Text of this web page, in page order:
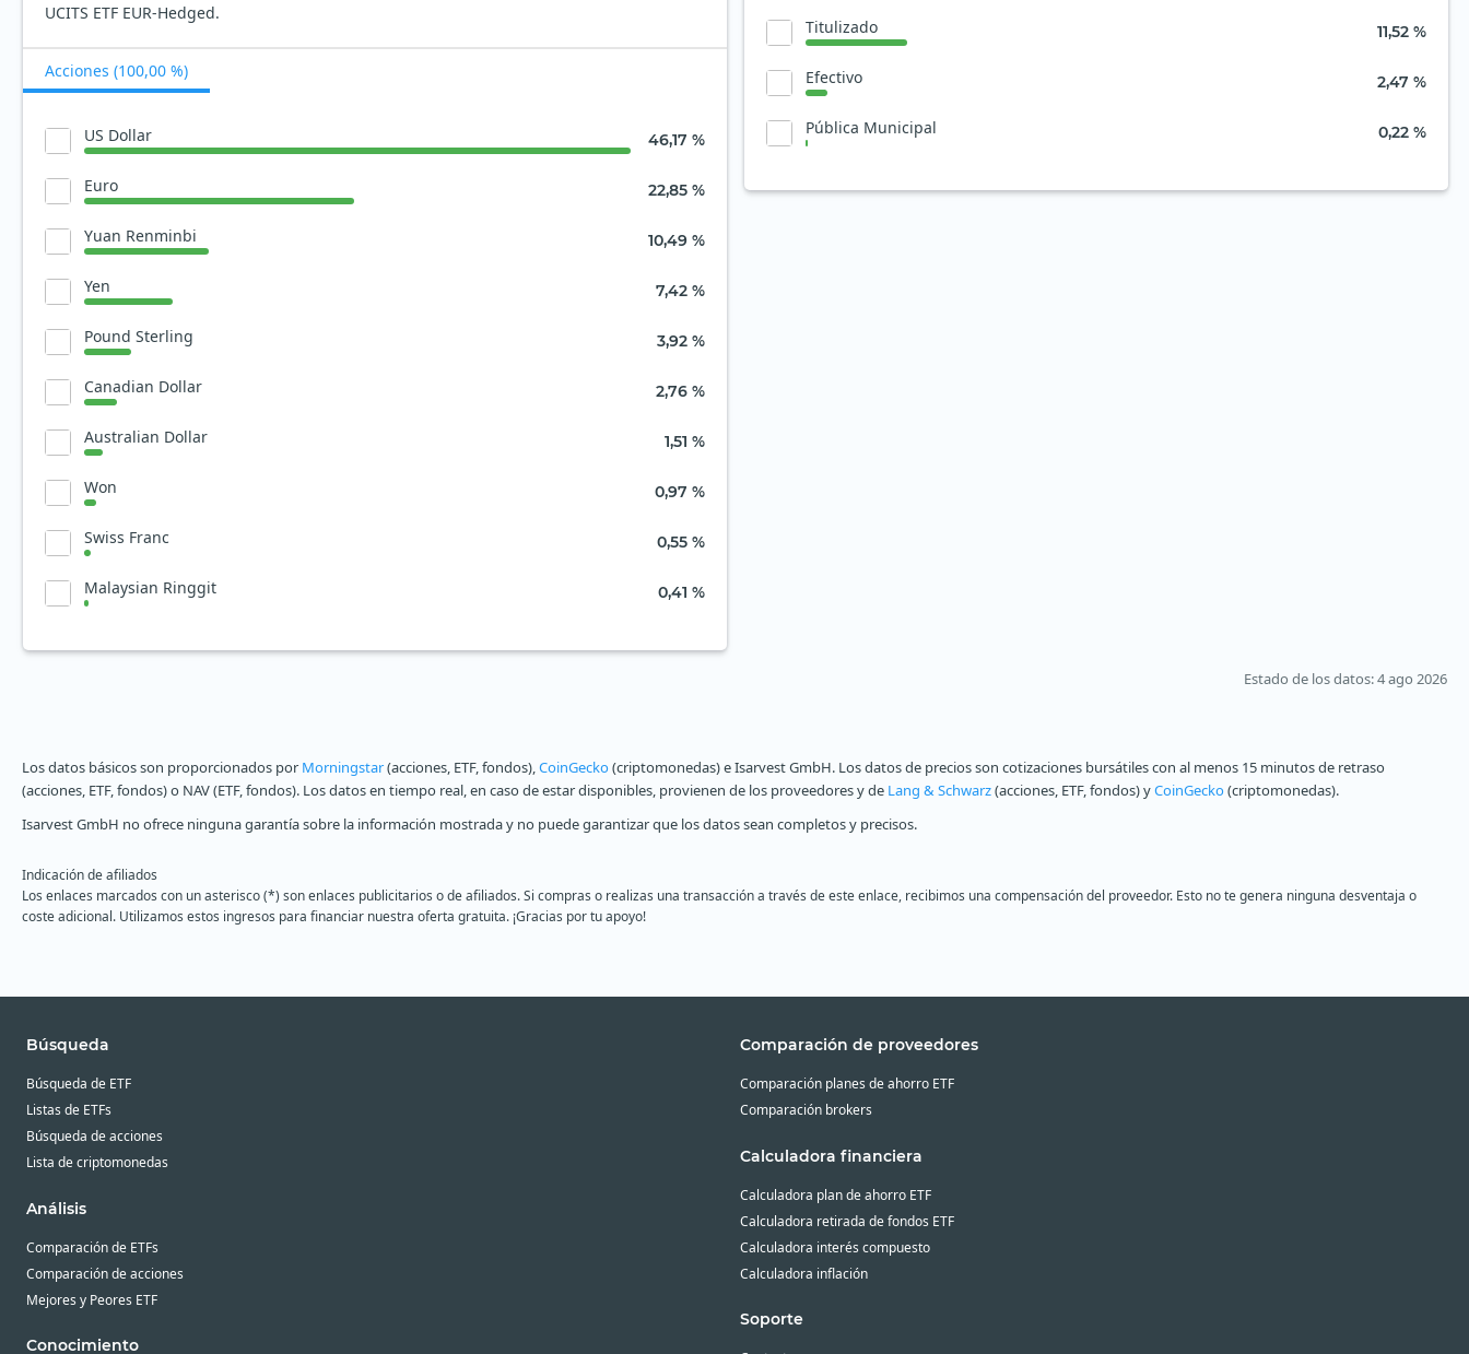
UCITS ETF EUR-Hedged.
Acciones (100,00 %)
US Dollar 46,17 %
Euro 22,85 %
Yuan Renminbi 10,49 %
Yen 7,42 %
Pound Sterling 3,92 %
Canadian Dollar 2,76 %
Australian Dollar 1,51 %
Won 0,97 %
Swiss Franc 0,55 %
Malaysian Ringgit 0,41 %
Titulizado 11,52 %
Efectivo 2,47 %
Pública Municipal 0,22 %
Estado de los datos: 4 ago 2026
Los datos básicos son proporcionados por Morningstar(acciones, ETF, fondos),CoinGecko(criptomonedas) e Isarvest GmbH. Los datos de precios son cotizaciones bursátiles con al menos 15 minutos de retraso
(acciones, ETF, fondos) o NAV (ETF, fondos). Los datos en tiempo real, en caso de estar disponibles, provienen de los proveedores y de Lang & Schwarz(acciones, ETF, fondos) yCoinGecko(criptomonedas).
Isarvest GmbH no ofrece ninguna garantía sobre la información mostrada y no puede garantizar que los datos sean completos y precisos.
Indicación de afiliados
Los enlaces marcados con un asterisco (*) son enlaces publicitarios o de afiliados. Si compras o realizas una transacción a través de este enlace, recibimos una compensación del proveedor. Esto no te genera ninguna desventaja o
coste adicional. Utilizamos estos ingresos para financiar nuestra oferta gratuita. ¡Gracias por tu apoyo!
Búsqueda
Búsqueda de ETF
Listas de ETFs
Búsqueda de acciones
Lista de criptomonedas
Análisis
Comparación de ETFs
Comparación de acciones
Mejores y Peores ETF
Conocimiento
Comparación de proveedores
Comparación planes de ahorro ETF
Comparación brokers
Calculadora financiera
Calculadora plan de ahorro ETF
Calculadora retirada de fondos ETF
Calculadora interés compuesto
Calculadora inflación
Soporte